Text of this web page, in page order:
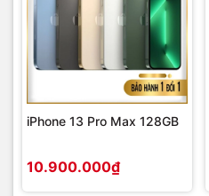
iPhone 13 Pro Max 128GB
10.900.000₫